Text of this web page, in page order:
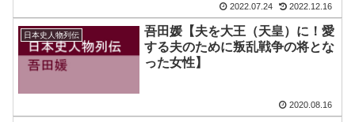
2022.07.24 2022.12.16
日本史人物列伝
吾田媛【夫を大王（天皇）に！愛
する夫のために叛乱戦争の将とな
った女性】
2020.08.16